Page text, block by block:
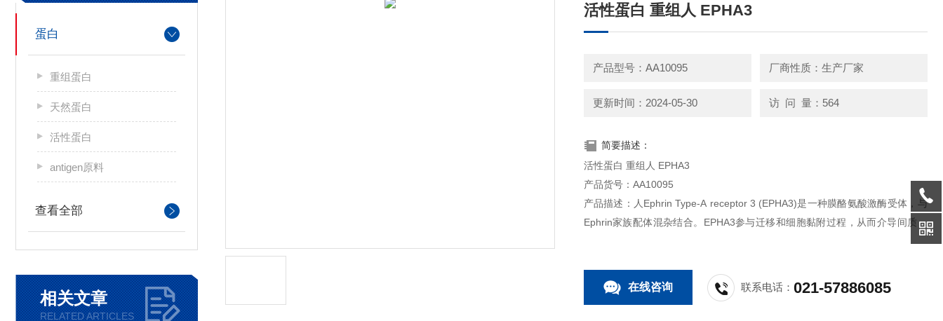
蛋白
重组蛋白
天然蛋白
活性蛋白
antigen原料
查看全部
相关文章
RELATED ARTICLES
活性蛋白 重组人 EPHA3
产品型号：AA10095 厂商性质：生产厂家
更新时间：2024-05-30 访 问 量：564
简要描述：
活性蛋白 重组人 EPHA3
产品货号：AA10095
产品描述：人Ephrin Type-A receptor 3 (EPHA3)是一种膜酪氨酸激酶受体，与
Ephrin家族配体混杂结合。EPHA3参与迁移和细胞黏附过程，从而介导间质转
在线咨询 联系电话：021-57886085